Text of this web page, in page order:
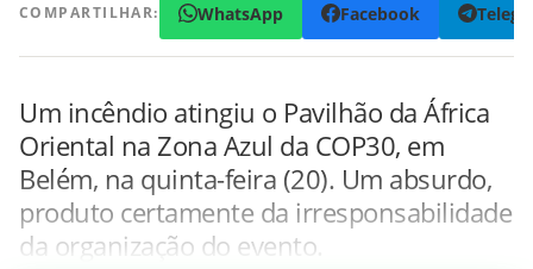
COMPARTILHAR: WhatsApp Facebook
Um incêndio atingiu o Pavilhão da África
Oriental na Zona Azul da COP30, em
Belém, na quinta-feira (20). Um absurdo,
produto certamente da irresponsabilidade
da organização do evento.